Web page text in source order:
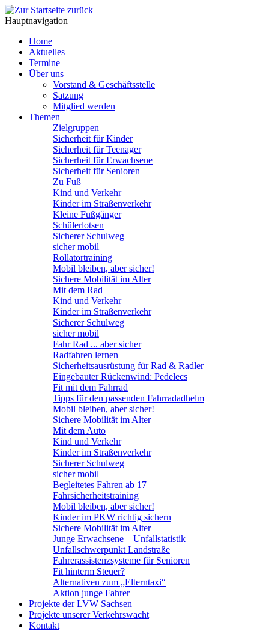
Hauptnavigation
Home
Aktuelles
Termine
Über uns
Vorstand & Geschäftsstelle
Satzung
Mitglied werden
Themen
Zielgruppen
Sicherheit für Kinder
Sicherheit für Teenager
Sicherheit für Erwachsene
Sicherheit für Senioren
Zu Fuß
Kind und Verkehr
Kinder im Straßenverkehr
Kleine Fußgänger
Schülerlotsen
Sicherer Schulweg
sicher mobil
Rollatortraining
Mobil bleiben, aber sicher!
Sichere Mobilität im Alter
Mit dem Rad
Kind und Verkehr
Kinder im Straßenverkehr
Sicherer Schulweg
sicher mobil
Fahr Rad ... aber sicher
Radfahren lernen
Sicherheitsausrüstung für Rad & Radler
Eingebauter Rückenwind: Pedelecs
Fit mit dem Fahrrad
Tipps für den passenden Fahrradadhelm
Mobil bleiben, aber sicher!
Sichere Mobilität im Alter
Mit dem Auto
Kind und Verkehr
Kinder im Straßenverkehr
Sicherer Schulweg
sicher mobil
Begleitetes Fahren ab 17
Fahrsicherheitstraining
Mobil bleiben, aber sicher!
Kinder im PKW richtig sichern
Sichere Mobilität im Alter
Junge Erwachsene – Unfallstatistik
Unfallschwerpunkt Landstraße
Fahrerassistenzsysteme für Senioren
Fit hinterm Steuer?
Alternativen zum „Elterntaxi“
Aktion junge Fahrer
Projekte der LVW Sachsen
Projekte unserer Verkehrswacht
Kontakt